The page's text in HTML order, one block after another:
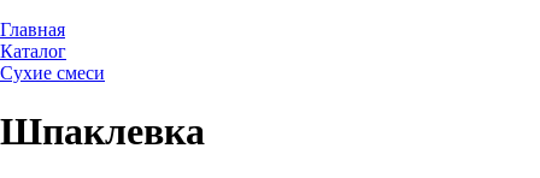
Главная
Каталог
Сухие смеси
Шпаклевка